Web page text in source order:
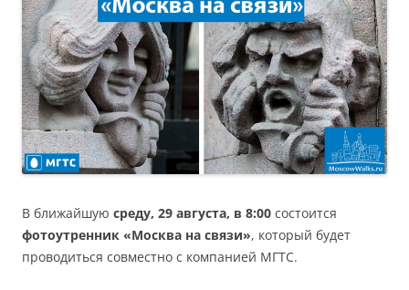
В ближайшую среду, 29 августа, в 8:00 состоится
фотоутренник «Москва на связи», который будет
проводиться совместно с компанией МГТС.